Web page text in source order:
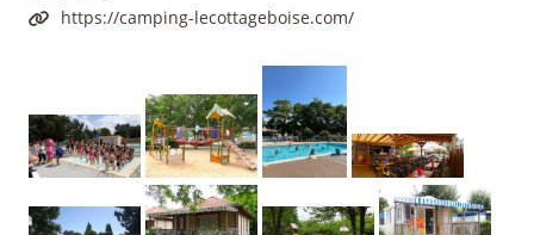
https://camping-lecottageboise.com/